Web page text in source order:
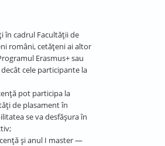
în cadrul Facultății de
români, cetățeni ai altor
Erasmus+ sau
cele participante la
pot participa la
de plasament în
se va desfășura în
și anul I master —